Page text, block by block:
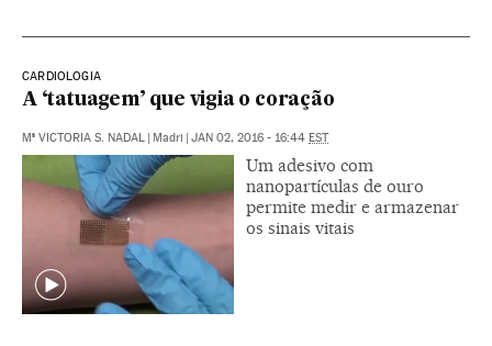
CARDIOLOGIA
A ‘tatuagem’ que vigia o coração
Mª VICTORIA S. NADAL Madri JAN 02, 2016 - 16:44 EST
Um adesivo com
nanopartículas de ouro
permite medir e armazenar
os sinais vitais